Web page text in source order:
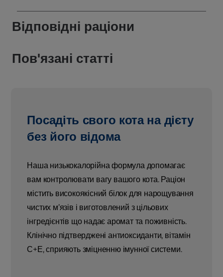
Відповідні раціони
Пов'язані статті
Посадіть свого кота на дієту
без його відома
Наша низькокалорійна формула допомагає
вам контролювати вагу вашого кота. Раціон
містить високоякісний білок для нарощування
чистих м’язів і виготовлений з цільових
інгредієнтів що надає аромат та поживність.
Клінічно підтверджені антиоксиданти, вітамін
С+Е, сприяють зміцненню імунної системи.